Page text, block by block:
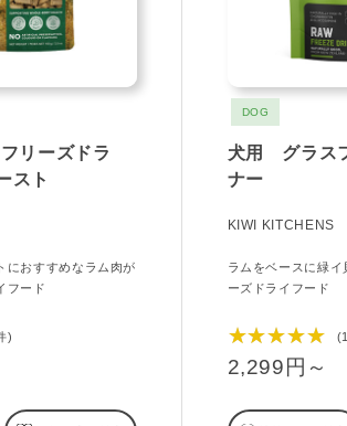
リーズドラ
スト
におすすめなラム肉が
フード
)
DOG
犬用 グラス
ナー
KIWI KITCHENS
ラムをベースに緑イ
ーズドライフード
★★★★★
2,299円～